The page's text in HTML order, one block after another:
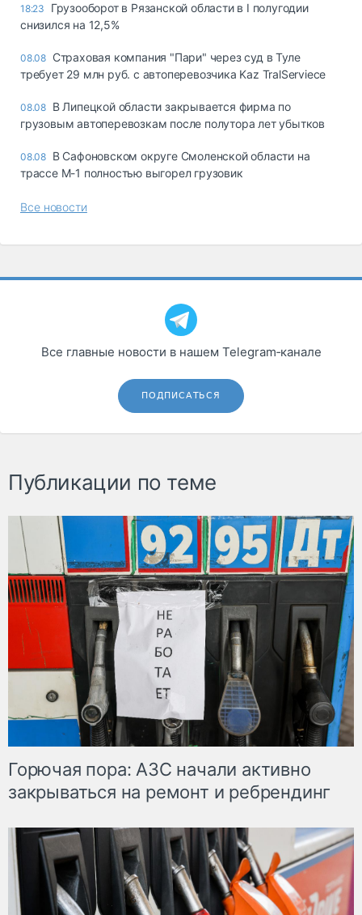
18:23
Грузооборот в Рязанской области в I полугодии
снизился на 12,5%
08.08 Страховая компания "Пари" через суд в Туле
требует 29 млн руб. с автоперевозчика Kaz TralServiece
08.08 В Липецкой области закрывается фирма по
грузовым автоперевозкам после полутора лет убытков
08.08 В Сафоновском округе Смоленской области на
трассе М-1 полностью выгорел грузовик
Все новости
Все главные новости в нашем Telegram‑канале
ПОДПИСАТЬСЯ
Публикации по теме
Горючая пора: АЗС начали активно
закрываться на ремонт и ребрендинг